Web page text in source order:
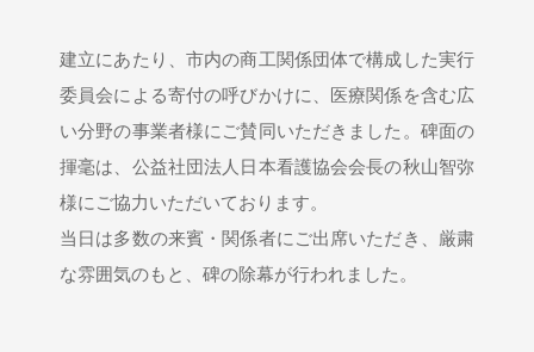
建立にあたり、市内の商工関係団体で構成した実行
委員会による寄付の呼びかけに、医療関係を含む広
い分野の事業者様にご賛同いただきました。碑面の
揮毫は、公益社団法人日本看護協会会長の秋山智弥
様にご協力いただいております。
当日は多数の来賓・関係者にご出席いただき、厳粛
な雰囲気のもと、碑の除幕が行われました。